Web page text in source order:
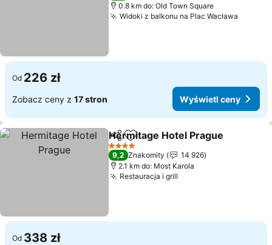
0.8 km do: Old Town Square
Widoki z balkonu na Plac Wacława
Od 226 zł
Zobacz ceny z 17 stron Wyświetl ceny
Udostępnij
Dodaj do ulubionych
Hermitage Hotel Prague
4 Kategoria
9,2 Znakomity
14 926
2.1 km do: Most Karola
Restauracja i grill
Od 338 zł